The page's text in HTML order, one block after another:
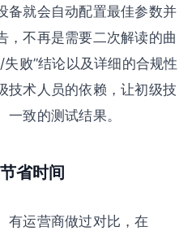
备就会自动配置最佳参数并
，不再是需要二次解读的曲
败”结论以及详细的合规性
技术人员的依赖，让初级技
致的测试结果。
省时间
有运营商做过对比，在